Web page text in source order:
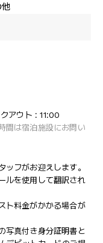
他
アウト : 11:00
間は宿泊施設にお問い
フがお迎えします。
ルを使用して翻訳され
ト料金がかかる場合が
写真付き身分証明書と